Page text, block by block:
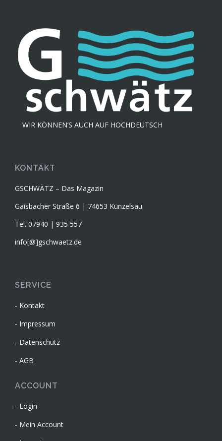
WIR KÖNNEN’S AUCH AUF HOCHDEUTSCH
KONTAKT
GSCHWÄTZ – Das Magazin
Gaisbacher Straße 6 | 74653 Künzelsau
Tel. 07940 | 935 557
info[@]gschwaetz.de
SERVICE
Kontakt
Impressum
Datenschutz
AGB
ACCOUNT
Login
Mein Account